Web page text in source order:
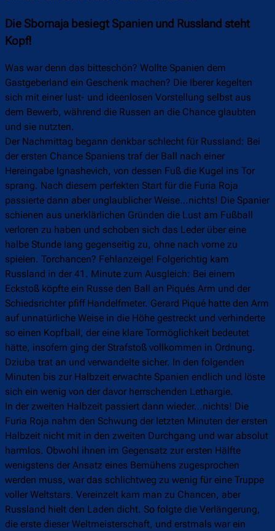
Die Sbornaja besiegt Spanien und Russland steht
Kopf!
Was war denn das bitteschön? Wollte Spanien dem
Gastgeberland ein Geschenk machen? Die Iberer kegelten
sich mit einer lust- und ideenlosen Vorstellung selbst aus
dem Bewerb, während die Russen an die Chance glaubten
und sie nutzten.
Der Nachmittag begann denkbar schlecht für Russland: Bei
der ersten Chance Spaniens traf der Ball nach einer
Hereingabe Ignashevich, von dessen Fuß die Kugel ins Tor
sprang. Nach diesem perfekten Start für die Furia Roja
passierte dann aber unglaublicher Weise…nichts! Die Spanier
schienen aus unerklärlichen Gründen die Lust am Fußball
verloren zu haben und schoben sich das Leder über eine
halbe Stunde lang gegenseitig zu, ohne nach vorne zu
spielen. Torchancen? Fehlanzeige! Folgerichtig kam
Russland in der 41. Minute zum Ausgleich: Bei einem
Eckstoß köpfte ein Russe den Ball an Piqués Arm und der
Schiedsrichter pfiff Handelfmeter. Gerard Piqué hatte den Arm
auf unnatürliche Weise in die Höhe gestreckt und verhinderte
so einen Kopfball, der eine klare Tormöglichkeit bedeutet
hätte, insofern ging der Strafstoß vollkommen in Ordnung.
Dziuba trat an und verwandelte sicher. In den folgenden
Minuten bis zur Halbzeit erwachte Spanien endlich und löste
sich ein wenig von der davor herrschenden Lethargie.
In der zweiten Halbzeit passiert dann wieder…nichts! Die
Furia Roja nahm den Schwung der letzten Minuten der ersten
Halbzeit nicht mit in den zweiten Durchgang und war absolut
harmlos. Obwohl ihnen im Gegensatz zur ersten Hälfte
wenigstens der Ansatz eines Bemühens zugesprochen
werden muss, war das schlichtweg zu wenig für eine Truppe
voller Weltstars. Vereinzelt kam man zu Chancen, aber
Russland hielt den Laden dicht. So folgte die Verlängerung,
die erste dieser Weltmeisterschaft, und erstmals war ein